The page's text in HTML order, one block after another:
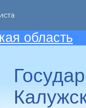
область